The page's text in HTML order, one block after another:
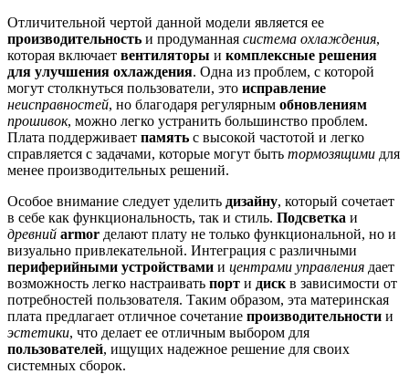
Отличительной чертой данной модели является ее
производительность и продуманная система охлаждения,
которая включает вентиляторы и комплексные решения
для улучшения охлаждения. Одна из проблем, с которой
могут столкнуться пользователи, это исправление
неисправностей, но благодаря регулярным обновлениям
прошивок, можно легко устранить большинство проблем.
Плата поддерживает память с высокой частотой и легко
справляется с задачами, которые могут быть тормозящими для
менее производительных решений.
Особое внимание следует уделить дизайну, который сочетает
в себе как функциональность, так и стиль. Подсветка и
древний armor делают плату не только функциональной, но и
визуально привлекательной. Интеграция с различными
периферийными устройствами и центрами управления дает
возможность легко настраивать порт и диск в зависимости от
потребностей пользователя. Таким образом, эта материнская
плата предлагает отличное сочетание производительности и
эстетики, что делает ее отличным выбором для
пользователей, ищущих надежное решение для своих
системных сборок.